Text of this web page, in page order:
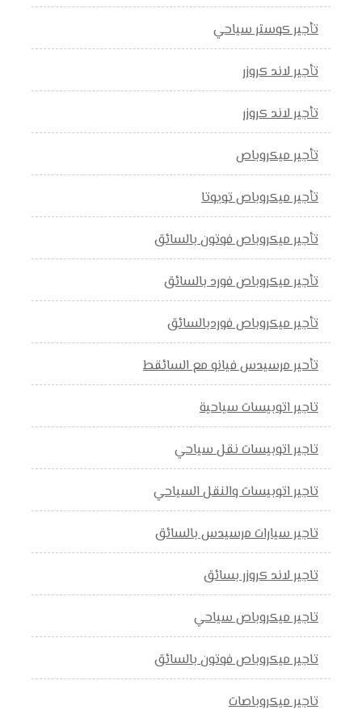
تأجير كوستر سياحي
تأجير لاند كروزر
تأجير لاند كروزر
تأجير ميكروباص
تأجير ميكروباص تويوتا
تأجير ميكروباص فوتون بالسائق
تأجير ميكروباص فورد بالسائق
تأجير ميكروباص فوردبالسائق
تأحير مرسيدس فيانو مع السائقط
تاجير اتوبيسات سياحية
تاجير اتوبيسات نقل سياحي
تاجير اتوبيسات والنقل السياحي
تاجير سيارات مرسيدس بالسائق
تاجير لاند كروزر بسائق
تاجير ميكروباص سياحي
تاجير ميكروباص فوتون بالسائق
تاجير ميكروباصات